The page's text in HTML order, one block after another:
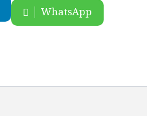
WhatsApp